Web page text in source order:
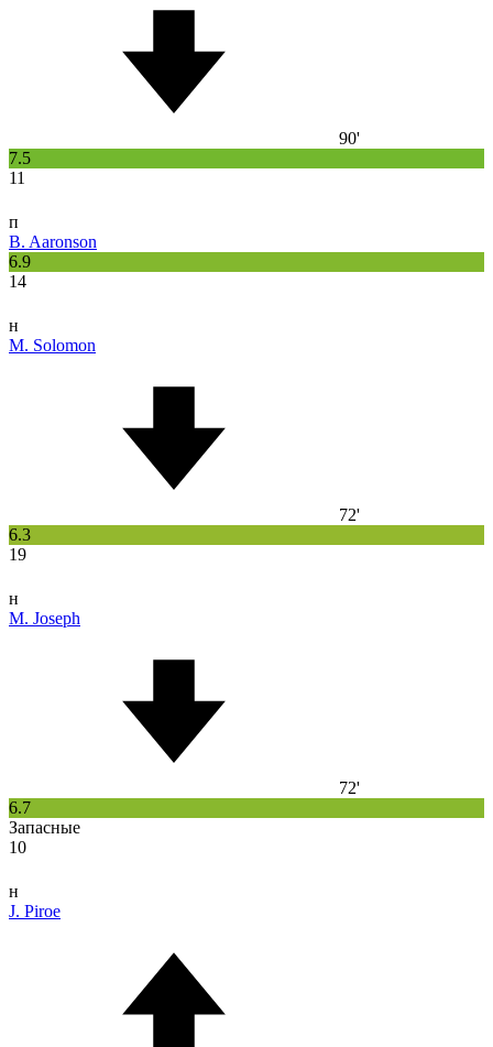
90'
7.5
11
п
B. Aaronson
6.9
14
н
M. Solomon
72'
6.3
19
н
M. Joseph
72'
6.7
Запасные
10
н
J. Piroe